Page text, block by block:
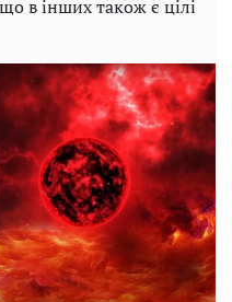
в інших також є цілі